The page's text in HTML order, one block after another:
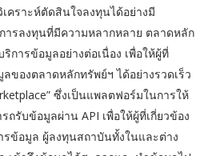
คราะห์ตัดสินใจลงทุนได้อย่างมี
ารลงทุนที่มีความหลากหลาย ตลาดหลัก
ารข้อมูลอย่างต่อเนื่อง เพื่อให้ผู้ที่
ลของตลาดหลักทรัพย์ฯ ได้อย่างรวดเร็ว
ซึ่งเป็นแพลตฟอร์มในการให้
รับข้อมูลผ่าน API เพื่อให้ผู้ที่เกี่ยวข้อง
ข้อมูล ผู้ลงทุนสถาบันทั้งในและต่าง